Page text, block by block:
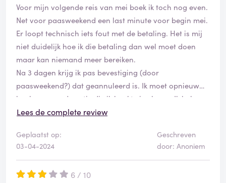
Let goed op voor dat je boekt, want het kan nog wel
een lastig worden, als je vlucht niet door kan gaan.
Voor mijn volgende reis van mei boek ik toch nog even.
Net voor paasweekend een last minute voor begin mei.
Er loopt technisch iets fout met de betaling. Het is mij
niet duidelijk hoe ik die betaling dan wel moet doen
maar kan niemand meer bereiken.
Na 3 dagen krijg ik pas bevestiging (door
paasweekend?) dat geannuleerd is. Ik moet opnieuw
boeken maar de actie die ik boekte is al weg. Ik bel om
te vragen toch nog te kunnen bemiddelen maar ze
er tenslotte uitgegooid.
In de app staat, na 5 dagen nog steeds de reservatie. Ik
wil telefonisch contact opnemen maar na 30 min
wachten aan de tel heb ik het opgegeven. Wat een
Lees de complete review
Geplaatst op:
03-04-2024
Geschreven
door: Anoniem
6 / 10